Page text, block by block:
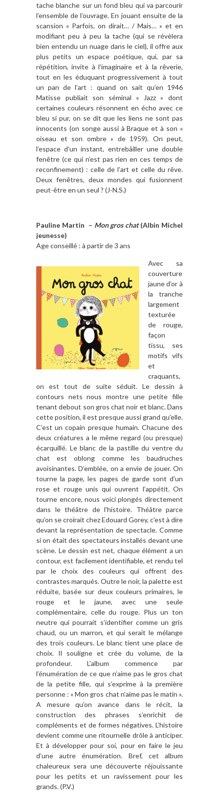
tache blanche sur un fond bleu qui va parcourir
l’ensemble de l’ouvrage. En jouant ensuite de la
scansion « Parfois, on dirait… / Mais… » et en
modifiant peu à peu la tache (qui se révèlera
bien entendu un nuage dans le ciel), il offre aux
plus petits un espace poétique, qui, par sa
répétition, invite à l’imaginaire et à la rêverie,
tout en les éduquant progressivement à tout
un pan de l’art : quand on sait qu’en 1946
Matisse publiait son séminal « Jazz » dont
certaines couleurs résonnent en écho avec ce
bleu si pur, on se dit que les liens ne sont pas
innocents (on songe aussi à Braque et à son «
oiseau et son ombre » de 1959). On peut,
l’espace d’un instant, entrebâiller une double
fenêtre (ce qui n’est pas rien en ces temps de
reconfinement) : celle de l’art et celle du rêve.
Deux fenêtres, deux mondes qui fusionnent
peut-être en un seul ? (J-N.S.)
Pauline Martin – Mon gros chat(Albin Michel
jeunesse)
Age conseillé : à partir de 3 ans
Avec sa
couverture
jaune d’or à
la tranche
largement
texturée
de rouge,
façon
tissu, ses
motifs vifs
et
craquants,
on est tout de suite séduit. Le dessin à
contours nets nous montre une petite fille
tenant debout son gros chat noir et blanc. Dans
cette position, il est presque aussi grand qu’elle.
C’est un copain presque humain. Chacune des
deux créatures a le même regard (ou presque)
écarquillé. Le blanc de la pastille du ventre du
chat est oblong comme les baudruches
avoisinantes. D’emblée, on a envie de jouer. On
tourne la page, les pages de garde sont d’un
rose et rouge unis qui ouvrent l’appétit. On
tourne encore, nous voici plongés directement
dans le théâtre de l’histoire. Théâtre parce
qu’on se croirait chez Edouard Gorey, c’est à dire
devant la représentation de spectacle. Comme
si on était des spectateurs installés devant une
scène. Le dessin est net, chaque élément a un
contour, est facilement identifiable, et rendu tel
par le choix des couleurs qui offrent des
contrastes marqués. Outre le noir, la palette est
réduite, basée sur deux couleurs primaires, le
rouge et le jaune, avec une seule
complémentaire, celle du rouge. Plus un ton
neutre qui pourrait s’identifier comme un gris
chaud, ou un marron, et qui serait le mélange
des trois couleurs. Le blanc tient une place de
choix. Il souligne et crée du volume, de la
profondeur. L’album commence par
l’énumération de ce que n’aime pas le gros chat
de la petite fille, qui s’exprime à la première
personne : « Mon gros chat n’aime pas le matin ».
A mesure qu’on avance dans le récit, la
construction des phrases s’enrichit de
compléments et de formes négatives. L’histoire
devient comme une ritournelle drôle à anticiper.
Et à développer pour soi, pour en faire le jeu
d’une autre énumération. Bref, cet album
chaleureux sera une découverte réjouissante
pour les petits et un ravissement pour les
grands. (P.V.)